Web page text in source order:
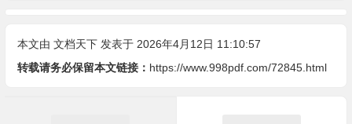
本文由 文档天下发表于 2026年4月12日 11:10:57
转载请务必保留本文链接： https://www.998pdf.com/72845.html